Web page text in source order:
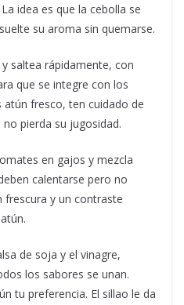
idea es que la cebolla se
su aroma sin quemarse.
saltea rápidamente, con
que se integre con los
atún fresco, ten cuidado de
pierda su jugosidad.
en gajos y mezcla
calentarse pero no
frescura y un contraste
de soja y el vinagre,
los sabores se unan.
tu preferencia. El sillao le da